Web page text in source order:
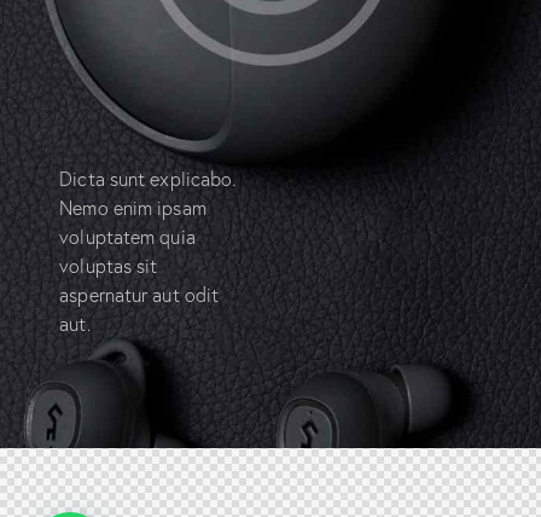
Dicta sunt explicabo.
Nemo enim ipsam
voluptatem quia
voluptas sit
aspernatur aut odit
aut.